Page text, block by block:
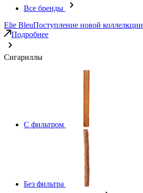
Все бренды
Elie BleuПоступление новой коллелкции
Подробнее
Сигариллы
С фильтром
Без фильтра